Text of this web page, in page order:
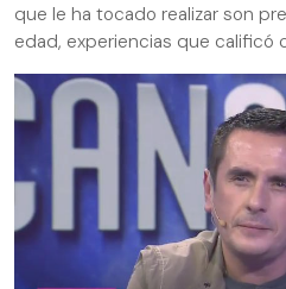
que le ha tocado realizar son
edad, experiencias que calificó